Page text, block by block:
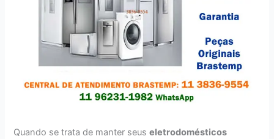
Quando se trata de manter seuseletrodomésticos